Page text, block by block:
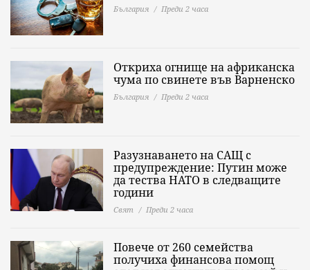
България Преди 2 часа
Откриха огнище на африканска
чума по свинете във Варненско
България Преди 2 часа
Разузнаването на САЩ с
предупреждение: Путин може
да тества НАТО в следващите
години
Свят Преди 2 часа
Повече от 260 семейства
получиха финансова помощ